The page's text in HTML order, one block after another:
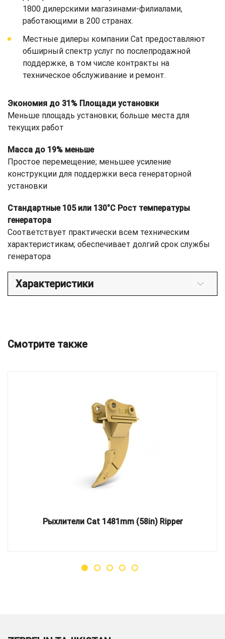
1800 дилерскими магазинами-филиалами,
работающими в 200 странах.
Местные дилеры компании Cat предоставляют
обширный спектр услуг по послепродажной
поддержке, в том числе контракты на
техническое обслуживание и ремонт.
Экономия до 31% Площади установки
Меньше площадь установки; больше места для
текущих работ
Масса до 19% меньше
Простое перемещение; меньшее усиление
конструкции для поддержки веса генераторной
установки
Стандартные 105 или 130°C Рост температуры
генератора
Соответствует практически всем техническим
характеристикам; обеспечивает долгий срок службы
генератора
Характеристики
Смотрите также
Рыхлители Cat 1481mm (58in) Ripper